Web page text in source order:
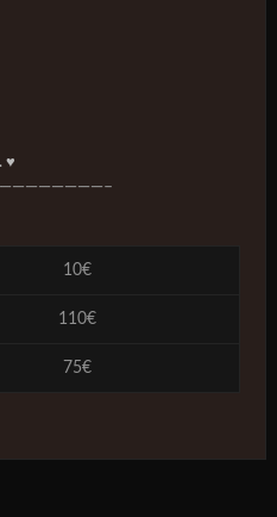
♥️
10€
110€
75€